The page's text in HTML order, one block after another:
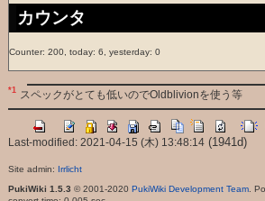
カウンタ
Counter: 200, today: 6, yesterday: 0
*1 スペックがとても低いのでOldblivionを使う等
Last-modified: 2021-04-15 (木) 13:48:14(1941d)
Site admin: Irrlicht
PukiWiki 1.5.3 © 2001-2020 PukiWiki Development Team.